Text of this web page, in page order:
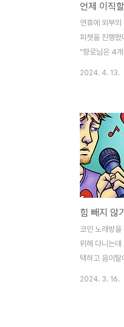
언제 이직
연휴에 외부의
피챗을 진행했
"향로님은 4
이후의 커리어
게 그럴수 있
이다. 보통 "후
해야하느냐",
질문을 자주
있을 수 있다.
한다고 느낄때
다고 느낄때
고 느낄때 사
퇴사/이직의
2024. 4. 13.
힘 빼지 않기
코인 노래방을
위해 다니는데
택하고 음이탈
2024. 3. 16.